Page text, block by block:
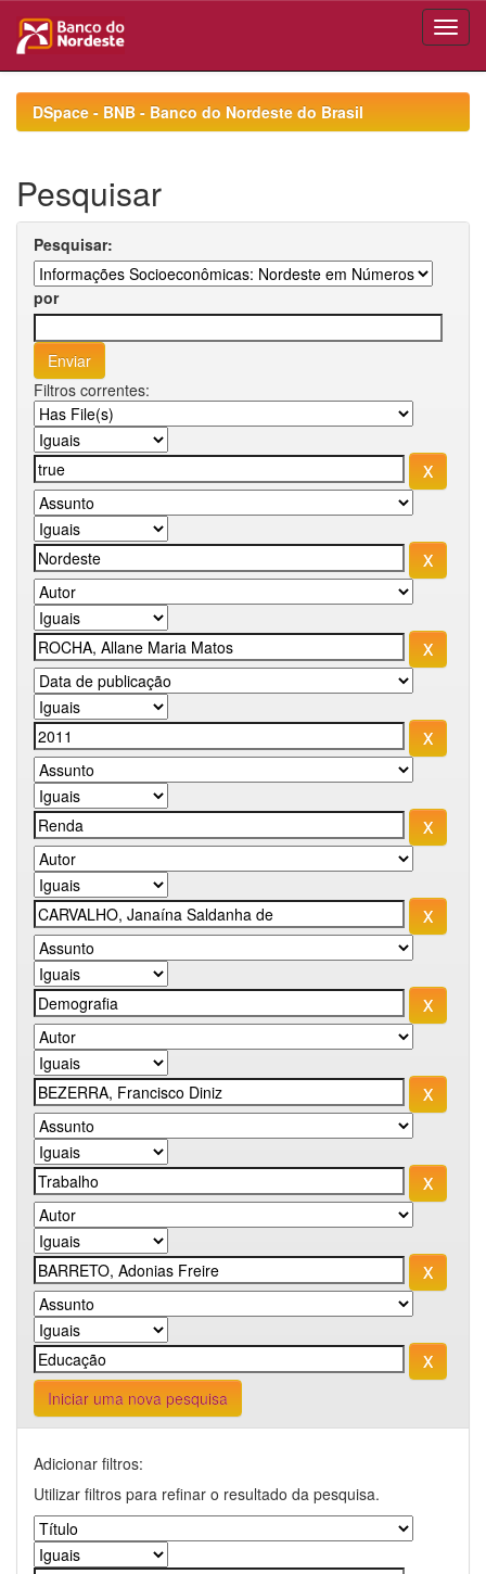
navigationDSpace - BNB - Banco do Nordeste do Brasil
Pesquisar
Pesquisar:
por
Filtros correntes:
Iniciar uma nova pesquisa
Adicionar filtros:
Utilizar filtros para refinar o resultado da pesquisa.